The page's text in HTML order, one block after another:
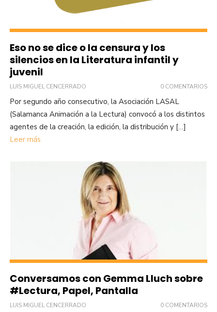
Eso no se dice o la censura y los
silencios en la Literatura infantil y
juvenil
LUIS MIGUEL CENCERRADO 0 COMENTARIOS
Por segundo año consecutivo, la Asociación LASAL
(Salamanca Animación a la Lectura) convocó a los distintos
agentes de la creación, la edición, la distribución y […]
Leer más
Conversamos con Gemma Lluch sobre
#Lectura, Papel, Pantalla
LUIS MIGUEL CENCERRADO 0 COMENTARIOS